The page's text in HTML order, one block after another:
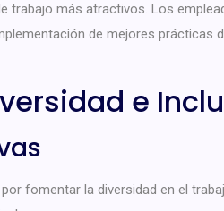
trabajo más atractivos. Los
de mejores prácticas
e
fomentar la diversidad en el